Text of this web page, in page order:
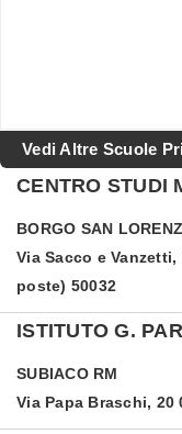
Vedi Altre Scuole
CENTRO STUDI
BORGO SAN
Via Sacco e
poste) 50032
ISTITUTO G.
SUBIACO RM
Via Papa Braschi, 20